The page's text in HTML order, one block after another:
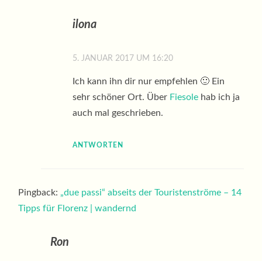
ilona
5. JANUAR 2017 UM 16:20
Ich kann ihn dir nur empfehlen 🙂 Ein
sehr schöner Ort. Über Fiesole hab ich ja
auch mal geschrieben.
ANTWORTEN
Pingback: „due passi“ abseits der Touristenströme – 14
Tipps für Florenz | wandernd
Ron